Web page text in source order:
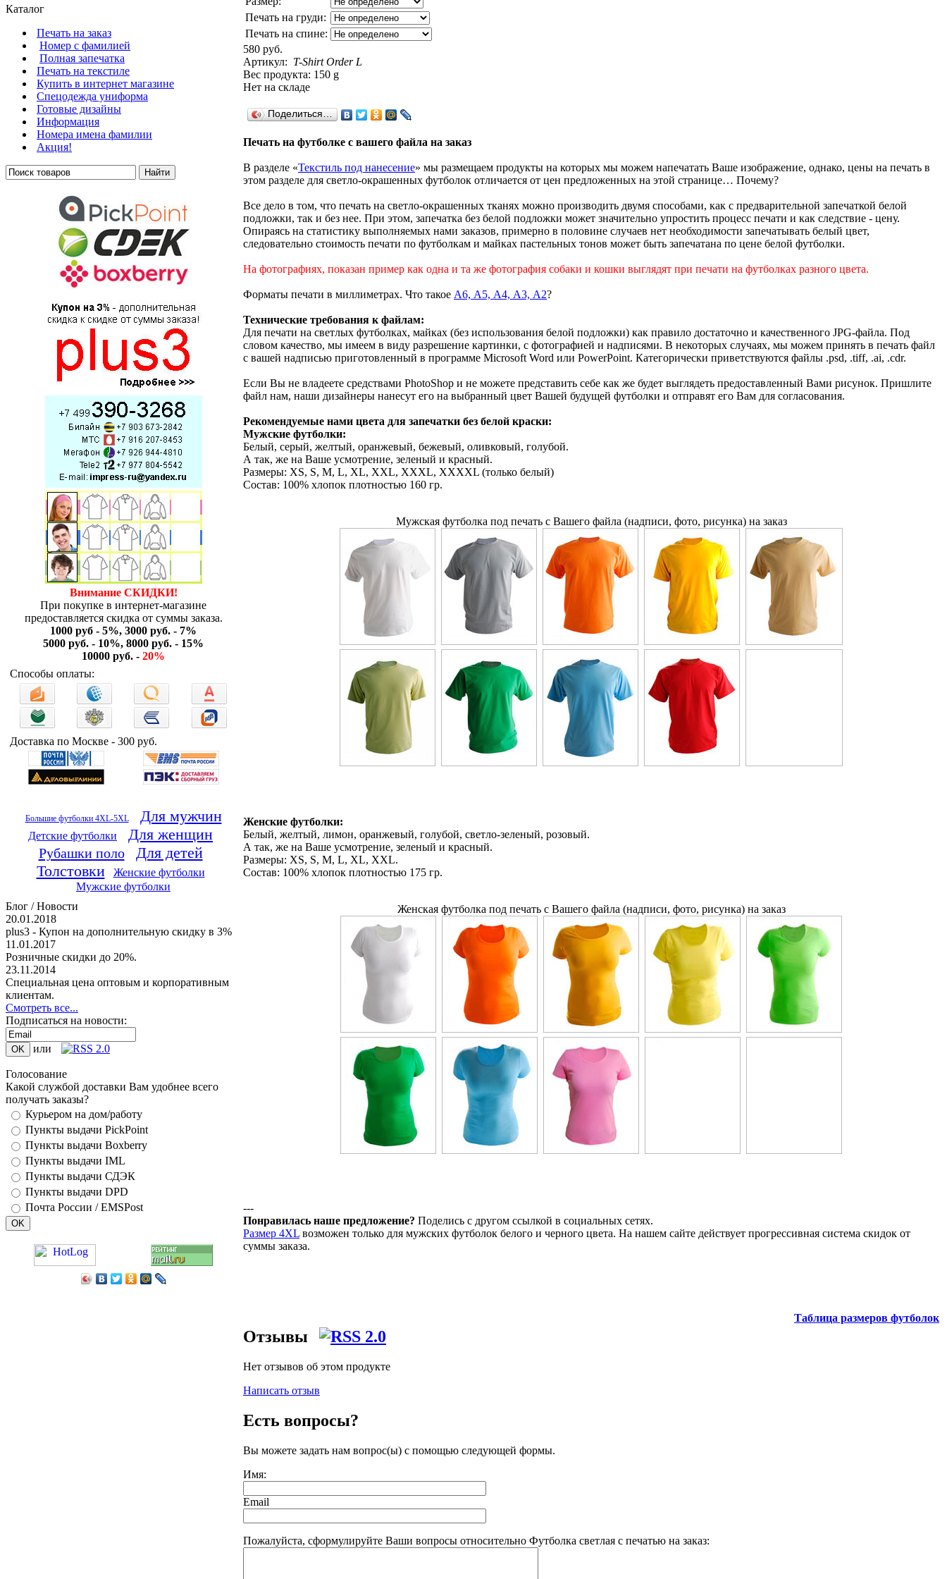
Каталог
Печать на заказ
Номер с фамилией
Полная запечатка
Печать на текстиле
Купить в интернет магазине
Cпецодежда униформа
Готовые дизайны
Информация
Номера имена фамилии
Акция!
Внимание СКИДКИ!
При покупке в интернет-магазине
предоставляется скидка от суммы заказа.
1000 руб - 5%, 3000 руб. - 7%
5000 руб. - 10%, 8000 руб. - 15%
10000 руб. - 20%
Способы оплаты:
Доставка по Москве - 300 руб.
Большие футболки 4XL-5XL Для мужчин
Детские футболки Для женщин
Рубашки поло
Для детей
Толстовки
Женские футболки
Мужские футболки
Блог / Новости
20.01.2018
plus3 - Купон на дополнительную скидку в 3%
11.01.2017
Розничные скидки до 20%.
23.11.2014
Специальная цена оптовым и корпоративным
клиентам.
Смотреть все...
Подписаться на новости:
или
Голосование
Какой службой доставки Вам удобнее всего
получать заказы?
Курьером на дом/работу
Пункты выдачи PickPoint
Пункты выдачи Boxberry
Пункты выдачи IML
Пункты выдачи СДЭК
Пункты выдачи DPD
Почта России / EMSPost
Печать на груди:
Печать на спине:
580 руб.
Артикул: T-Shirt Order L
Вес продукта: 150 g
Нет на складе
Поделиться…
Печать на футболке с вашего файла на заказ
В разделе «Текстиль под нанесение» мы размещаем продукты на которых мы можем напечатать Ваше изображение, однако, цены на печать в
этом разделе для светло-окрашенных футболок отличается от цен предложенных на этой странице… Почему?
Все дело в том, что печать на светло-окрашенных тканях можно производить двумя способами, как с предварительной запечаткой белой
подложки, так и без нее. При этом, запечатка без белой подложки может значительно упростить процесс печати и как следствие - цену.
Опираясь на статистику выполняемых нами заказов, примерно в половине случаев нет необходимости запечатывать белый цвет,
следовательно стоимость печати по футболкам и майках пастельных тонов может быть запечатана по цене белой футболки.
На фотографиях, показан пример как одна и та же фотография собаки и кошки выглядят при печати на футболках разного цвета.
Форматы печати в миллиметрах. Что такое А6, А5, А4, А3, А2?
Технические требования к файлам:
Для печати на светлых футболках, майках (без использования белой подложки) как правило достаточно и качественного JPG-файла. Под
словом качество, мы имеем в виду разрешение картинки, с фотографией и надписями. В некоторых случаях, мы можем принять в печать файл
с вашей надписью приготовленный в программе Microsoft Word или PowerPoint. Категорически приветствуются файлы .psd, .tiff, .ai, .cdr.
Если Вы не владеете средствами PhotoShop и не можете представить себе как же будет выглядеть предоставленный Вами рисунок. Пришлите
файл нам, наши дизайнеры нанесут его на выбранный цвет Вашей будущей футболки и отправят его Вам для согласования.
Рекомендуемые нами цвета для запечатки без белой краски:
Мужские футболки:
Белый, серый, желтый, оранжевый, бежевый, оливковый, голубой.
А так, же на Ваше усмотрение, зеленый и красный.
Размеры: XS, S, M, L, XL, XXL, XXXL, XXXXL (только белый)
Состав: 100% хлопок плотностью 160 гр.
Мужская футболка под печать с Вашего файла (надписи, фото, рисунка) на заказ
Женские футболки:
Белый, желтый, лимон, оранжевый, голубой, светло-зеленый, розовый.
А так, же на Ваше усмотрение, зеленый и красный.
Размеры: XS, S, M, L, XL, XXL.
Состав: 100% хлопок плотностью 175 гр.
Женская футболка под печать с Вашего файла (надписи, фото, рисунка) на заказ
---
Понравилась наше предложение? Поделись с другом ссылкой в социальных сетях.
Размер 4XL возможен только для мужских футболок белого и черного цвета. На нашем сайте действует прогрессивная система скидок от
суммы заказа.
Таблица размеров футболок
Отзывы
Нет отзывов об этом продукте
Написать отзыв
Есть вопросы?
Вы можете задать нам вопрос(ы) с помощью следующей формы.
Имя:
Email
Пожалуйста, сформулируйте Ваши вопросы относительно Футболка светлая с печатью на заказ: